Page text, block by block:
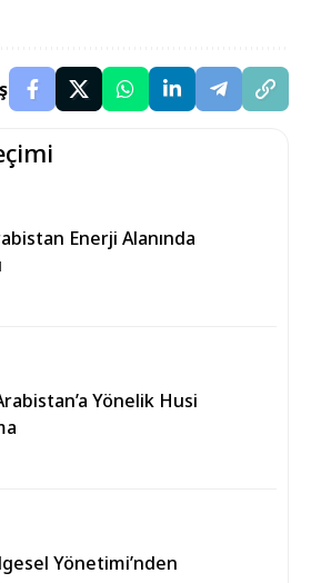
Enerji Alanında
Yönelik Husi
Yönetimi’nden